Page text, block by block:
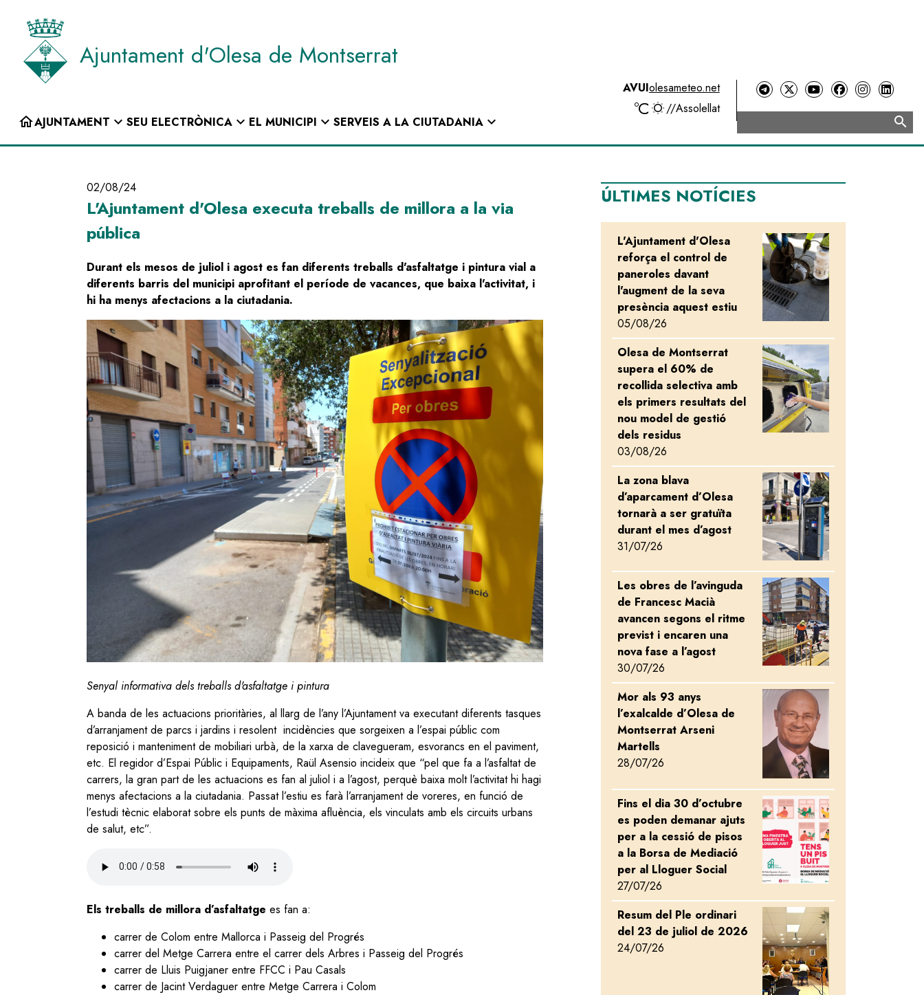
contingut
Ajuntament d'Olesa de Montserrat
Navegació
INICI
homeAJUNTAMENT expand_more SEU ELECTRÒNICAexpand_more EL MUNICIPI expand_more SERVEIS A LA CIUTADANIAexpand_more
AVUIolesameteo.net
ºC //Assolellat
search
02/08/24
L'Ajuntament d'Olesa executa treballs de millora a la via
pública
Durant els mesos de juliol i agost es fan diferents treballs d'asfaltatge i pintura vial a
diferents barris del municipi aprofitant el període de vacances, que baixa l'activitat, i
hi ha menys afectacions a la ciutadania.
Image
Senyal informativa dels treballs d'asfaltatge i pintura
A banda de les actuacions prioritàries, al llarg de l’any l’Ajuntament va executant diferents tasques
d’arranjament de parcs i jardins i resolent incidències que sorgeixen a l’espai públic com
reposició i manteniment de mobiliari urbà, de la xarxa de clavegueram, esvorancs en el paviment,
etc. El regidor d’Espai Públic i Equipaments, Raül Asensio incideix que “pel que fa a l’asfaltat de
carrers, la gran part de les actuacions es fan al juliol i a l’agost, perquè baixa molt l’activitat hi hagi
menys afectacions a la ciutadania. Passat l’estiu es farà l’arranjament de voreres, en funció de
l’estudi tècnic elaborat sobre els punts de màxima afluència, els vinculats amb els circuits urbans
de salut, etc”.
Els treballs de millora d’asfaltatge es fan a:
carrer de Colom entre Mallorca i Passeig del Progrés
carrer del Metge Carrera entre el carrer dels Arbres i Passeig del Progrés
carrer de Lluis Puigjaner entre FFCC i Pau Casals
carrer de Jacint Verdaguer entre Metge Carrera i Colom
ÚLTIMES NOTÍCIES
L'Ajuntament d'Olesa
reforça el control de
paneroles davant
l'augment de la seva
presència aquest estiu
05/08/26
Image
Olesa de Montserrat
supera el 60% de
recollida selectiva amb
els primers resultats del
nou model de gestió
dels residus
03/08/26
Image
La zona blava
d’aparcament d’Olesa
tornarà a ser gratuïta
durant el mes d’agost
31/07/26
Image
Les obres de l’avinguda
de Francesc Macià
avancen segons el ritme
previst i encaren una
nova fase a l’agost
30/07/26
Image
Mor als 93 anys
l’exalcalde d’Olesa de
Montserrat Arseni
Martells
28/07/26
Image
Fins el dia 30 d’octubre
es poden demanar ajuts
per a la cessió de pisos
a la Borsa de Mediació
per al Lloguer Social
27/07/26
Image
Resum del Ple ordinari
del 23 de juliol de 2026
24/07/26
Image